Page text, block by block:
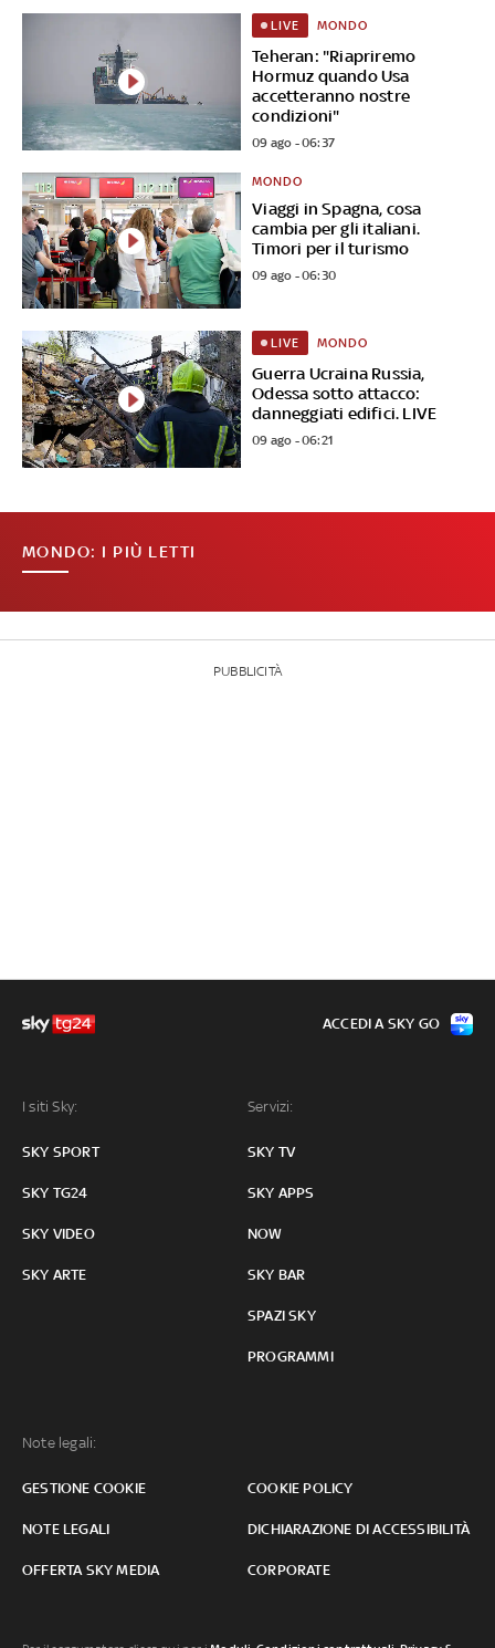
Teheran: "Riapriremo
Hormuz quando Usa
accetteranno nostre
condizioni"
LIVE MONDO
09 ago - 06:37
Viaggi in Spagna, cosa
cambia per gli italiani.
Timori per il turismo
MONDO
09 ago - 06:30
Guerra Ucraina Russia,
Odessa sotto attacco:
danneggiati edifici. LIVE
LIVE MONDO
09 ago - 06:21
MONDO: I PIÙ LETTI
PUBBLICITÀ
I siti Sky:
SKY SPORT
SKY TG24
SKY VIDEO
SKY ARTE
Servizi:
SKY TV
SKY APPS
NOW
SKY BAR
SPAZI SKY
PROGRAMMI
Note legali:
GESTIONE COOKIE COOKIE POLICY
NOTE LEGALI DICHIARAZIONE DI ACCESSIBILITÀ
OFFERTA SKY MEDIA CORPORATE
ACCEDI A SKY GO